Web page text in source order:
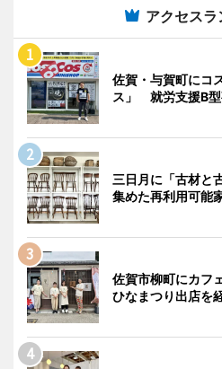
アクセス
佐賀・与賀町にコ
ス」 就労支援B型
三日月に「古材と
集めた再利用可能
佐賀市柳町にカフ
ひなまつり出店を